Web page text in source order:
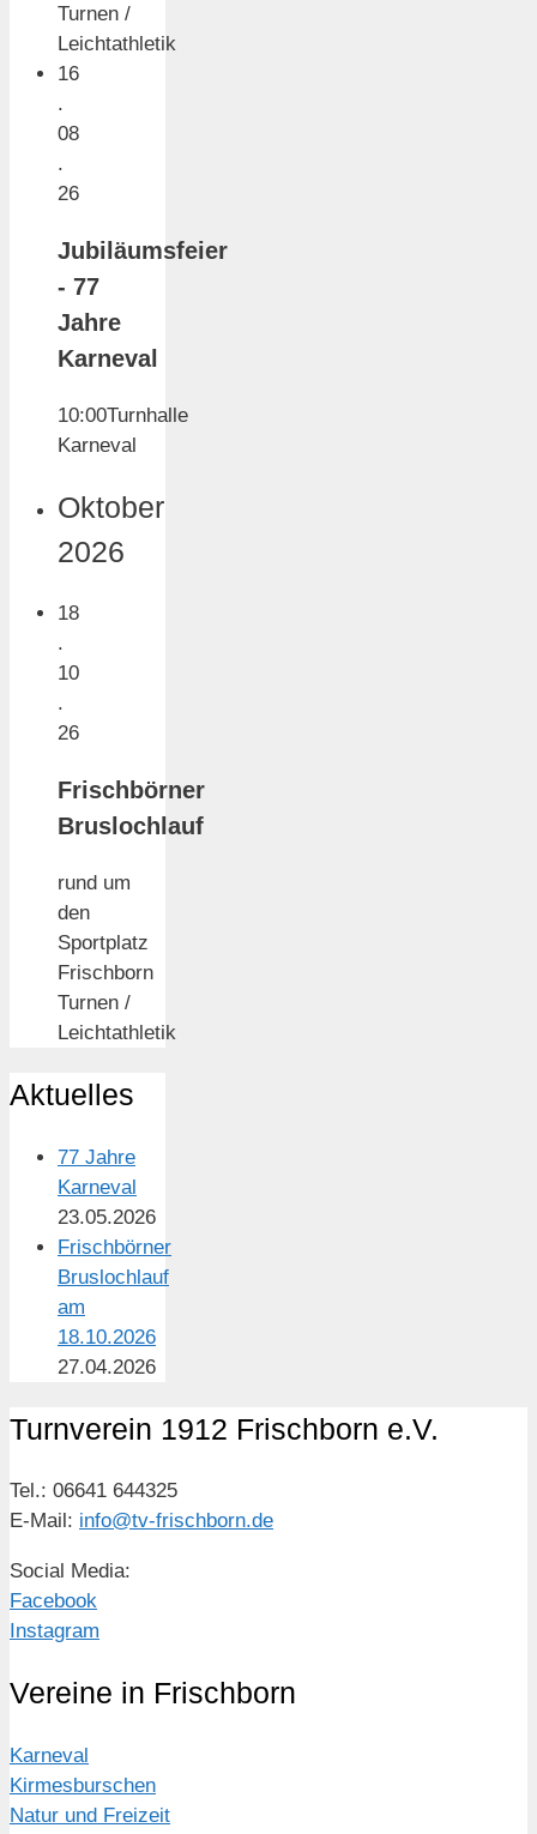
Turnen /
Leichtathletik
16
.
08
.
26
Jubiläumsfeier
- 77
Jahre
Karneval
10:00Turnhalle
Karneval
Oktober
2026
18
.
10
.
26
Frischbörner
Bruslochlauf
rund um
den
Sportplatz
Frischborn
Turnen /
Leichtathletik
Aktuelles
77 Jahre
Karneval
23.05.2026
Frischbörner
Bruslochlauf
am
18.10.2026
27.04.2026
Turnverein 1912 Frischborn e.V.
Tel.: 06641 644325
E-Mail: info@tv-frischborn.de
Social Media:
Facebook
Instagram
Vereine in Frischborn
Karneval
Kirmesburschen
Natur und Freizeit